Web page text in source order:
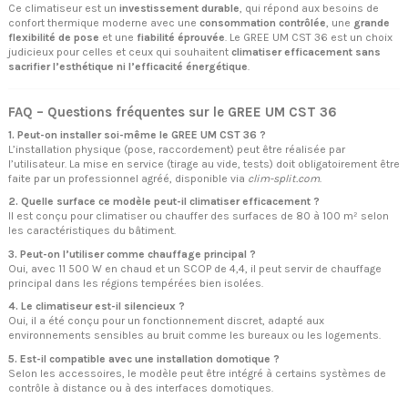
Ce climatiseur est un investissement durable , qui répond aux besoins de
confort thermique moderne avec une consommation contrôlée , une grande
flexibilité de pose et une fiabilité éprouvée . Le GREE UM CST 36 est un choix
judicieux pour celles et ceux qui souhaitent climatiser efficacement sans
sacrifier l’esthétique ni l’efficacité énergétique
FAQ – Questions fréquentes sur le GREE UM CST 36
1. Peut-on installer soi-même le GREE UM CST 36 ?
L’installation physique (pose, raccordement) peut être réalisée par
l’utilisateur. La mise en service (tirage au vide, tests) doit obligatoirement être
faite par un professionnel agréé, disponible via clim-split.com
2. Quelle surface ce modèle peut-il climatiser efficacement ?
Il est conçu pour climatiser ou chauffer des surfaces de 80 à 100 m² selon
les caractéristiques du bâtiment.
3. Peut-on l’utiliser comme chauffage principal ?
Oui, avec 11 500 W en chaud et un SCOP de 4,4, il peut servir de chauffage
principal dans les régions tempérées bien isolées.
4. Le climatiseur est-il silencieux ?
Oui, il a été conçu pour un fonctionnement discret, adapté aux
environnements sensibles au bruit comme les bureaux ou les logements.
5. Est-il compatible avec une installation domotique ?
Selon les accessoires, le modèle peut être intégré à certains systèmes de
contrôle à distance ou à des interfaces domotiques.